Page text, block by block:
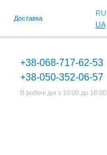
Доставка
RU
UA
+38-068-717-62-53
+38-050-352-06-57
В робочі дні з 10:00 до 18:00